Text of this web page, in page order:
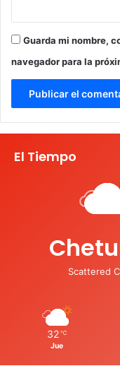
Guarda mi nombre,
navegador para la
El Tiempo
Scattered
32 ℃
Jue